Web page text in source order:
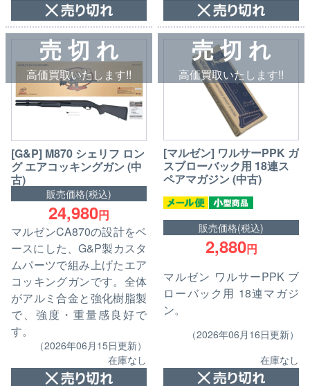
売 切 れ
高価買取いたします!!
[G&P] M870 シェリフ ロン
グ エアコッキングガン (中
古)
販売価格(税込)
24,980円
マルゼンCA870の設計をベ
ースにした、G&P製カスタ
ムパーツで組み上げたエア
コッキングガンです。全体
がアルミ合金と強化樹脂製
で、強度・重量感良好で
す。
（2026年06月15日更新）
在庫なし
売 切 れ
高価買取いたします!!
[マルゼン] ワルサーPPK ガ
スブローバック用 18連ス
ペアマガジン (中古)
販売価格(税込)
2,880円
マルゼン ワルサーPPK ブ
ローバック用 18連マガジ
ン。
（2026年06月16日更新）
在庫なし